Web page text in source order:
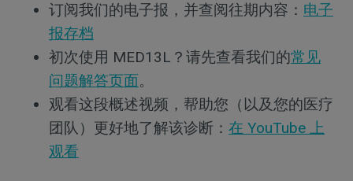
订阅我们的电子报，并查阅往期内容： 电子
报存档
初次使用 MED13L？请先查看我们的常见
问题解答页面。
观看这段概述视频，帮助您（以及您的医疗
团队）更好地了解该诊断： 在 YouTube 上
观看